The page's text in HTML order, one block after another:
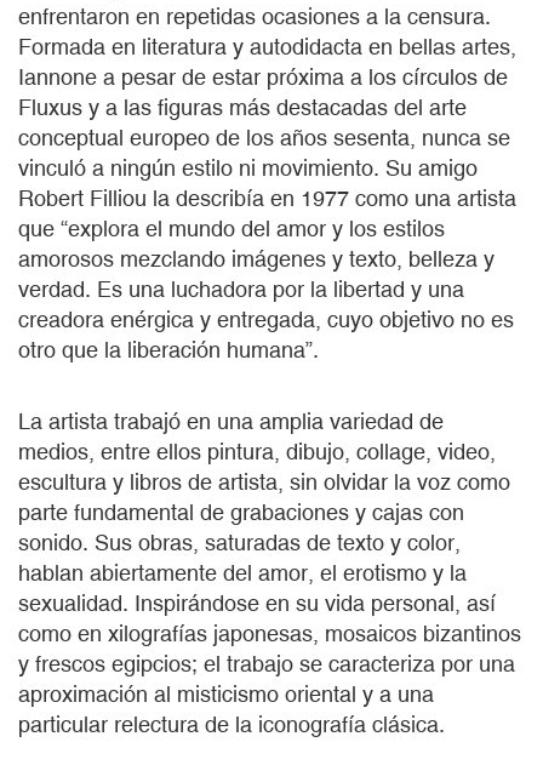
enfrentaron en repetidas ocasiones a la censura.
Formada en literatura y autodidacta en bellas artes,
Iannone a pesar de estar próxima a los círculos de
Fluxus y a las figuras más destacadas del arte
conceptual europeo de los años sesenta, nunca se
vinculó a ningún estilo ni movimiento. Su amigo
Robert Filliou la describía en 1977 como una artista
que “explora el mundo del amor y los estilos
amorosos mezclando imágenes y texto, belleza y
verdad. Es una luchadora por la libertad y una
creadora enérgica y entregada, cuyo objetivo no es
otro que la liberación humana”.
La artista trabajó en una amplia variedad de
medios, entre ellos pintura, dibujo, collage, video,
escultura y libros de artista, sin olvidar la voz como
parte fundamental de grabaciones y cajas con
sonido. Sus obras, saturadas de texto y color,
hablan abiertamente del amor, el erotismo y la
sexualidad. Inspirándose en su vida personal, así
como en xilografías japonesas, mosaicos bizantinos
y frescos egipcios; el trabajo se caracteriza por una
aproximación al misticismo oriental y a una
particular relectura de la iconografía clásica.